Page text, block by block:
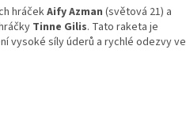
hráčekAify Azman (světová 21) a
Tinne Gilis. Tato raketa je
vysoké síly úderů a rychlé odezvy ve